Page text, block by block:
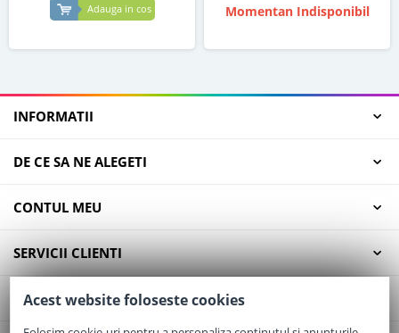
Adauga in cos Momentan Indisponibil
INFORMATII
DE CE SA NE ALEGETI
CONTUL MEU
SERVICII CLIENTI
CONTACT
Acest website foloseste cookies